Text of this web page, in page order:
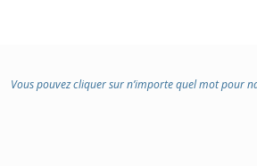
Vous pouvez cliquer sur n’importe quel mot pour